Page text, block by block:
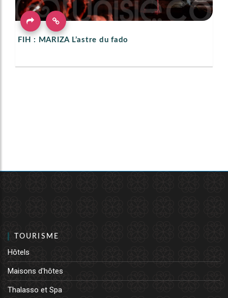
FIH : MARIZA L’astre du fado
TOURISME
Hôtels
Maisons d'hôtes
Thalasso et Spa